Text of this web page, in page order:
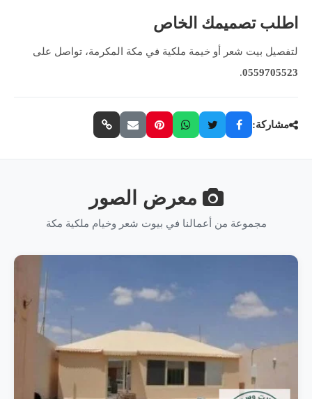
اطلب تصميمك الخاص
لتفصيل بيت شعر أو خيمة ملكية في مكة المكرمة، تواصل على
0559705523
.
مشاركة:
معرض الصور
مجموعة من أعمالنا في بيوت شعر وخيام ملكية مكة